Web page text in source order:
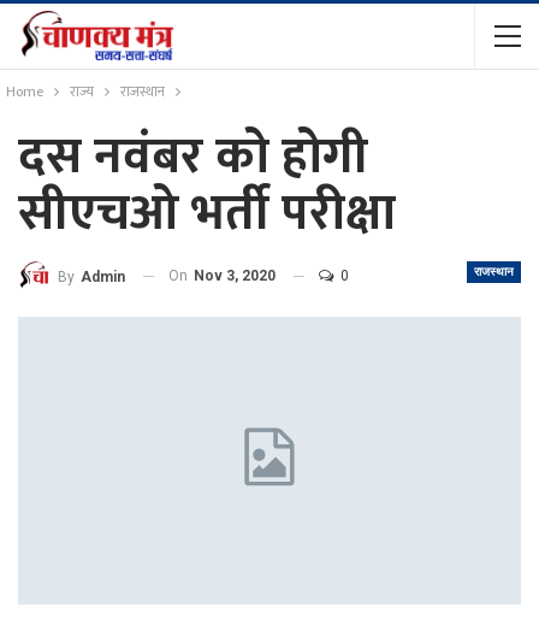
Home राज्य राजस्थान
दस नवंबर को होगी
सीएचओ भर्ती परीक्षा
राजस्थान
By Admin On Nov 3, 2020 0